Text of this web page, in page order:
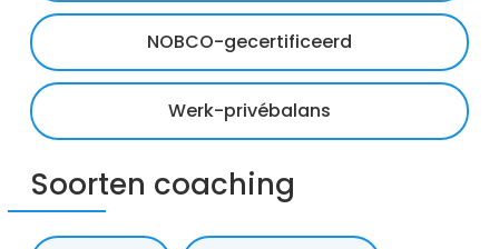
NOBCO-gecertificeerd
Werk-privébalans
Soorten coaching